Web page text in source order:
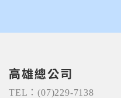
高雄總公司
TEL：(07)229-7138